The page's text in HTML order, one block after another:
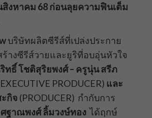
สิงหาคม 68 ก่อนลุยความฟินเต็ม
บริษัทผลิตซีรีส์ที่เปล่งประกาย
างซีรีส์วายและยูริที่อบอุ่นหัวใจ
ทธิ์ โชติสุริยพงศ์ – ครูนุ่น สรีภ
PRODUCER) และ
กิจ (PRODUCER) กำกับการ
ฐาณพงศ์ ลิ้มวงษ์ทอง ได้ฤกษ์